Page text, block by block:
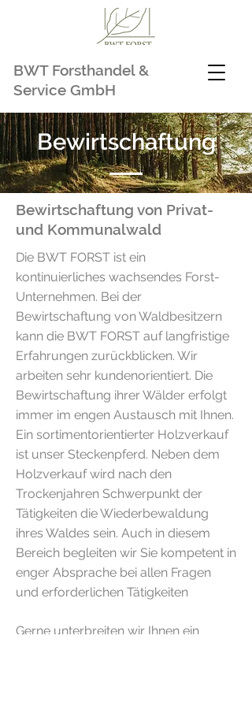
BWT Forsthandel &
Service GmbH
Bewirtschaftung
Bewirtschaftung von Privat-
und Kommunalwald
Die BWT FORST ist ein
kontinuierliches wachsendes Forst-
Unternehmen. Bei der
Bewirtschaftung von Waldbesitzern
kann die BWT FORST auf langfristige
Erfahrungen zurückblicken. Wir
arbeiten sehr kundenorientiert. Die
Bewirtschaftung ihrer Wälder erfolgt
immer im engen Austausch mit Ihnen.
Ein sortimentorientierter Holzverkauf
ist unser Steckenpferd. Neben dem
Holzverkauf wird nach den
Trockenjahren Schwerpunkt der
Tätigkeiten die Wiederbewaldung
ihres Waldes sein. Auch in diesem
Bereich begleiten wir Sie kompetent in
enger Absprache bei allen Fragen
und erforderlichen Tätigkeiten
Gerne unterbreiten wir Ihnen ein